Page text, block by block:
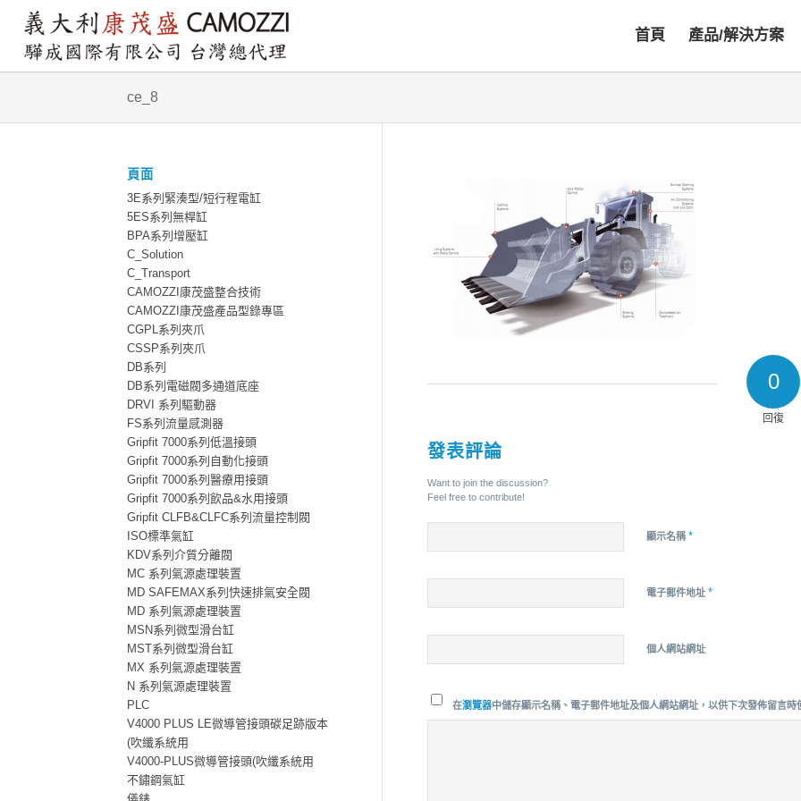
首頁 產品/解決方案
ce_8
0
回復
發表評論
Want to join the discussion?
Feel free to contribute!
顯示名稱*
電子郵件地址*
個人網站網址
在瀏覽器中儲存顯示名稱、電子郵件地址及個人網站網址，以供下次發佈留言時
頁面
3E系列緊湊型/短行程電缸
5ES系列無桿缸
BPA系列增壓缸
C_Solution
C_Transport
CAMOZZI康茂盛整合技術
CAMOZZI康茂盛產品型錄專區
CGPL系列夾爪
CSSP系列夾爪
DB系列
DB系列電磁閥多通道底座
DRVI 系列驅動器
FS系列流量感測器
Gripfit 7000系列低溫接頭
Gripfit 7000系列自動化接頭
Gripfit 7000系列醫療用接頭
Gripfit 7000系列飲品&水用接頭
Gripfit CLFB&CLFC系列流量控制閥
ISO標準氣缸
KDV系列介質分離閥
MC 系列氣源處理裝置
MD SAFEMAX系列快速排氣安全閥
MD 系列氣源處理裝置
MSN系列微型滑台缸
MST系列微型滑台缸
MX 系列氣源處理裝置
N 系列氣源處理裝置
PLC
V4000 PLUS LE微導管接頭碳足跡版本
(吹纖系統用
V4000-PLUS微導管接頭(吹纖系統用
不鏽鋼氣缸